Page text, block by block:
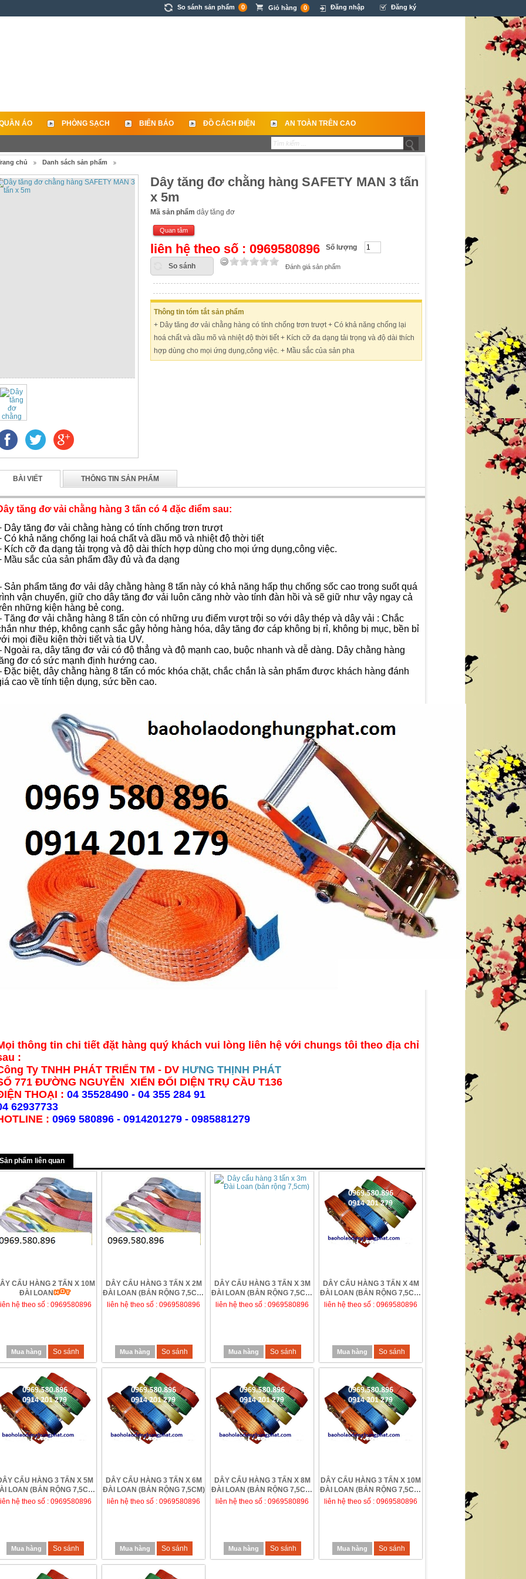
So sánh sản phẩm 0 Giỏ hàng 0 Đăng nhập Đăng ký
ÁO PHÒNG SẠCH BIỂN BÁO ĐỒ CÁCH ĐIỆN AN TOÀN TRÊN CAO
chủ Danh sách sản phẩm
Dây tăng đơ chằng hàng SAFETY MAN 3 tấn
x 5m
Mã sản phẩm dây tăng đơ
Quan tâm
liên hệ theo số : 0969580896 Số lượng
So sánh Đánh giá sản phẩm
Thông tin tóm tắt sản phẩm
+ Dây tăng đơ vải chằng hàng có tính chống trơn trượt + Có khả năng chống lại
hoá chất và dầu mõ và nhiệt độ thời tiết + Kích cỡ đa dạng tải trọng và độ dài thích
hợp dùng cho mọi ứng dụng,công việc. + Mầu sắc của sản pha
BÀI VIẾT THÔNG TIN SẢN PHẨM
tăng đơ vải chằng hàng 3 tấn có 4 đặc điểm sau:
Dây tăng đơ vải chằng hàng có tính chống trơn trượt
Có khả năng chống lại hoá chất và dầu mõ và nhiệt độ thời tiết
Kích cỡ đa dạng tải trọng và độ dài thích hợp dùng cho mọi ứng dụng,công việc.
Mầu sắc của sản phẩm đầy đủ và đa dạng
Sản phẩm tăng đơ vải dây chằng hàng 8 tấn này có khả năng hấp thụ chống sốc cao trong suốt quá
vận chuyển, giữ cho dây tăng đơ vải luôn căng nhờ vào tính đàn hồi và sẽ giữ như vậy ngay cả
những kiện hàng bẻ cong.
Tăng đơ vải chằng hàng 8 tấn còn có những ưu điểm vượt trội so với dây thép và dây vải : Chắc
như thép, không cạnh sắc gây hỏng hàng hóa, dây tăng đơ cáp không bị rỉ, không bị mục, bền bỉ
mọi điều kiện thời tiết và tia UV.
Ngoài ra, dây tăng đơ vải có độ thẳng và độ mạnh cao, buộc nhanh và dễ dàng. Dây chằng hàng
đơ có sức mạnh định hướng cao.
Đặc biệt, dây chằng hàng 8 tấn có móc khóa chặt, chắc chắn là sản phẩm được khách hàng đánh
cao về tính tiện dụng, sức bền cao.
thông tin chi tiết đặt hàng quý khách vui lòng liên hệ với chungs tôi theo địa chỉ
:
Ty TNHH PHÁT TRIỂN TM - DV HƯNG THỊNH PHÁT
771 ĐƯỜNG NGUYỄN XIỂN ĐỐI DIỆN TRỤ CẦU T136
THOẠI : 04 35528490 - 04 355 284 91
62937733
: 0969 580896 - 0914201279 - 0985881279
Sản phẩm liên quan
CẨU HÀNG 2 TẤN X 10M
ĐÀI LOAN
hệ theo số : 0969580896
Mua hàng So sánh
DÂY CẨU HÀNG 3 TẤN X 2M
ĐÀI LOAN (BẢN RỘNG 7,5CM)
GIÁ RẺ TẠI ...
liên hệ theo số : 0969580896
Mua hàng So sánh
DÂY CẨU HÀNG 3 TẤN X 3M
ĐÀI LOAN (BẢN RỘNG 7,5CM)
liên hệ theo số : 0969580896
Mua hàng So sánh
DÂY CẨU HÀNG 3 TẤN X 4M
ĐÀI LOAN (BẢN RỘNG 7,5CM)
liên hệ theo số : 0969580896
Mua hàng So sánh
CẨU HÀNG 3 TẤN X 5M
LOAN (BẢN RỘNG 7,5CM)
hệ theo số : 0969580896
Mua hàng So sánh
DÂY CẨU HÀNG 3 TẤN X 6M
ĐÀI LOAN (BẢN RỘNG 7,5CM)
liên hệ theo số : 0969580896
Mua hàng So sánh
DÂY CẨU HÀNG 3 TẤN X 8M
ĐÀI LOAN (BẢN RỘNG 7,5CM)
- GIÁ RẺ TẠ...
liên hệ theo số : 0969580896
Mua hàng So sánh
DÂY CẨU HÀNG 3 TẤN X 10M
ĐÀI LOAN (BẢN RỘNG 7,5CM)
liên hệ theo số : 0969580896
Mua hàng So sánh
GIẢM TỐC BẰNG THÉP ĐÚC
BIỂN BÁO CÔNG TRƯỜNG ĐANG THI
CÔNG BÁO HIỆU
liên hệ theo số : 0969580896
GĂNG TAY CÁCH ĐIỆN 35 KV
PHÁP
liên hệ theo số : 0969580896
So sánh